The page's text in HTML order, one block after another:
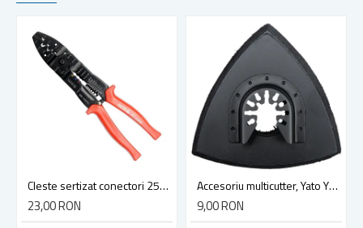
Cleste sertizat conectori 250 mm lama 4mm Yato YT-2254
23,00 RON
Accesoriu multicutter, Yato YT-34689, sistem Yato Quick Release, slefuire, 90 mm, ceramica, abrazive
9,00 RON